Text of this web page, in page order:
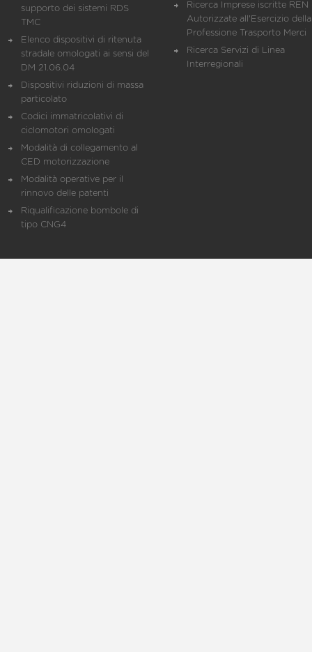
supporto dei sistemi RDS
TMC
Elenco dispositivi di ritenuta
stradale omologati ai sensi del
DM 21.06.04
Dispositivi riduzioni di massa
particolato
Codici immatricolativi di
ciclomotori omologati
Modalità di collegamento al
CED motorizzazione
Modalità operative per il
rinnovo delle patenti
Riqualificazione bombole di
tipo CNG4
Ricerca Imprese iscritte REN
Autorizzate all'Esercizio della
Professione Trasporto Merci
Ricerca Servizi di Linea
Interregionali